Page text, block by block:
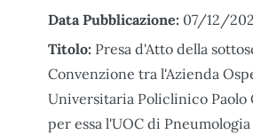
Data Pubblicazione: 07/12/
Titolo: Presa d'Atto della
Convenzione tra l'Azienda
Universitaria Policlinico Paolo
per essa l'UOC di Pneumologia